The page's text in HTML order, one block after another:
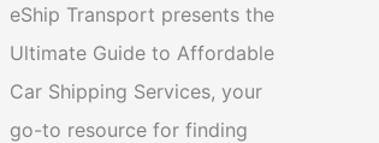
eShip Transport presents the
Ultimate Guide to Affordable
Car Shipping Services, your
go-to resource for finding